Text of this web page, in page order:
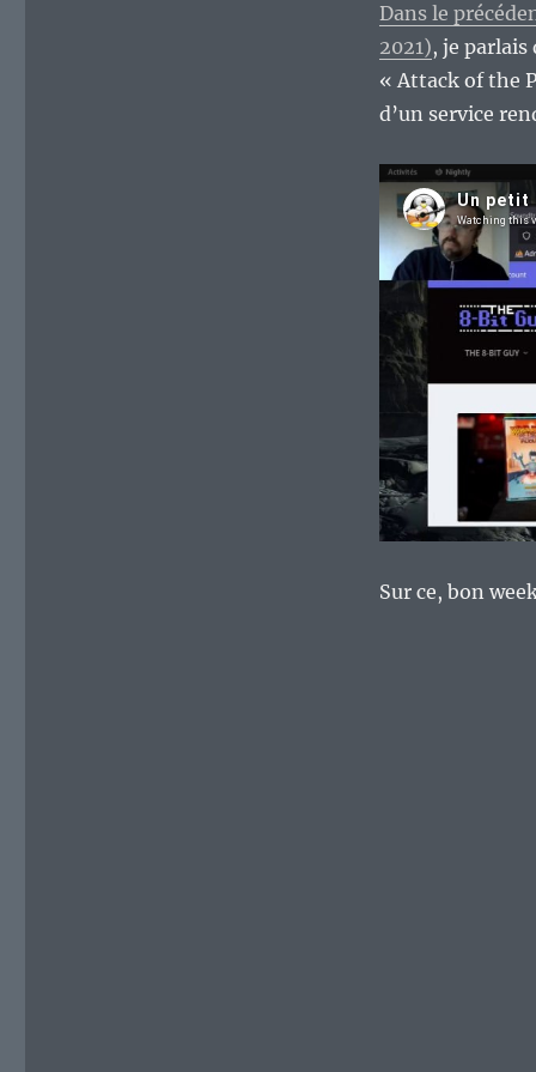
Dans le
2021), je parlais
« Attack of the
d’un service
Sur ce, bon